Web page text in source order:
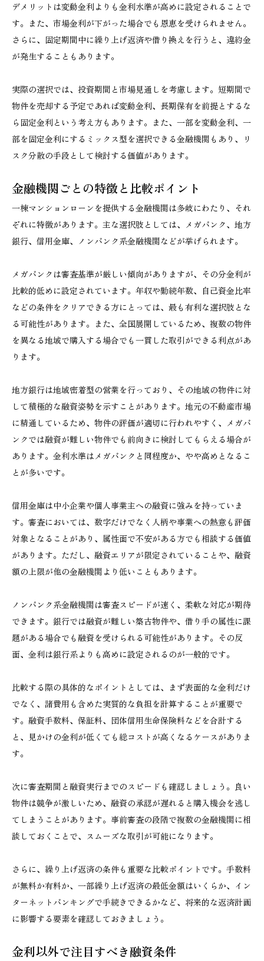
デメリットは変動金利よりも金利水準が高めに設定されることで
す。また、市場金利が下がった場合でも恩恵を受けられません。
さらに、固定期間中に繰り上げ返済や借り換えを行うと、違約金
が発生することもあります。
実際の選択では、投資期間と市場見通しを考慮します。短期間で
物件を売却する予定であれば変動金利、長期保有を前提とするな
ら固定金利という考え方もあります。また、一部を変動金利、一
部を固定金利にするミックス型を選択できる金融機関もあり、リ
スク分散の手段として検討する価値があります。
金融機関ごとの特徴と比較ポイント
一棟マンションローンを提供する金融機関は多岐にわたり、それ
ぞれに特徴があります。主な選択肢としては、メガバンク、地方
銀行、信用金庫、ノンバンク系金融機関などが挙げられます。
メガバンクは審査基準が厳しい傾向がありますが、その分金利が
比較的低めに設定されています。年収や勤続年数、自己資金比率
などの条件をクリアできる方にとっては、最も有利な選択肢とな
る可能性があります。また、全国展開しているため、複数の物件
を異なる地域で購入する場合でも一貫した取引ができる利点があ
ります。
地方銀行は地域密着型の営業を行っており、その地域の物件に対
して積極的な融資姿勢を示すことがあります。地元の不動産市場
に精通しているため、物件の評価が適切に行われやすく、メガバ
ンクでは融資が難しい物件でも前向きに検討してもらえる場合が
あります。金利水準はメガバンクと同程度か、やや高めとなるこ
とが多いです。
信用金庫は中小企業や個人事業主への融資に強みを持っていま
す。審査においては、数字だけでなく人柄や事業への熱意も評価
対象となることがあり、属性面で不安がある方でも相談する価値
があります。ただし、融資エリアが限定されていることや、融資
額の上限が他の金融機関より低いこともあります。
ノンバンク系金融機関は審査スピードが速く、柔軟な対応が期待
できます。銀行では融資が難しい築古物件や、借り手の属性に課
題がある場合でも融資を受けられる可能性があります。その反
面、金利は銀行系よりも高めに設定されるのが一般的です。
比較する際の具体的なポイントとしては、まず表面的な金利だけ
でなく、諸費用も含めた実質的な負担を計算することが重要で
す。融資手数料、保証料、団体信用生命保険料などを合計する
と、見かけの金利が低くても総コストが高くなるケースがありま
す。
次に審査期間と融資実行までのスピードも確認しましょう。良い
物件は競争が激しいため、融資の承認が遅れると購入機会を逃し
てしまうことがあります。事前審査の段階で複数の金融機関に相
談しておくことで、スムーズな取引が可能になります。
さらに、繰り上げ返済の条件も重要な比較ポイントです。手数料
が無料か有料か、一部繰り上げ返済の最低金額はいくらか、イン
ターネットバンキングで手続きできるかなど、将来的な返済計画
に影響する要素を確認しておきましょう。
金利以外で注目すべき融資条件